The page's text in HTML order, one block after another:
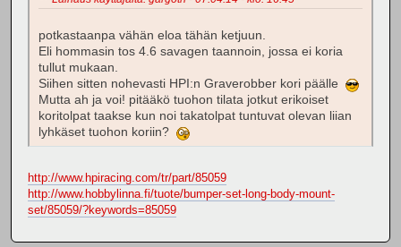
potkastaanpa vähän eloa tähän ketjuun.
Eli hommasin tos 4.6 savagen taannoin, jossa ei koria
tullut mukaan.
Siihen sitten nohevasti HPI:n Graverobber kori päälle
Mutta ah ja voi! pitääkö tuohon tilata jotkut erikoiset
koritolpat taakse kun noi takatolpat tuntuvat olevan liian
lyhkäset tuohon koriin?
http://www.hpiracing.com/tr/part/85059
http://www.hobbylinna.fi/tuote/bumper-set-long-body-mount-
set/85059/?keywords=85059